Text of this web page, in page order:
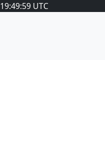
19:49:59 UTC